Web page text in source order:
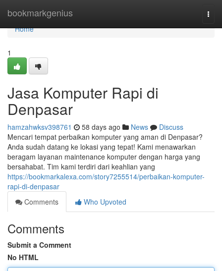
bookmarkgenius
Home
Home
1
Jasa Komputer Rapi di
Denpasar
hamzahwksv398761 58 days ago News
Discuss
Mencari tempat perbaikan komputer yang aman di Denpasar?
Anda sudah datang ke lokasi yang tepat! Kami menawarkan
beragam layanan maintenance komputer dengan harga yang
bersahabat. Tim kami terdiri dari keahlian yang
https://bookmarkalexa.com/story7255514/perbaikan-komputer-
rapi-di-denpasar
Comments
Who Upvoted
Comments
Submit a Comment
No HTML